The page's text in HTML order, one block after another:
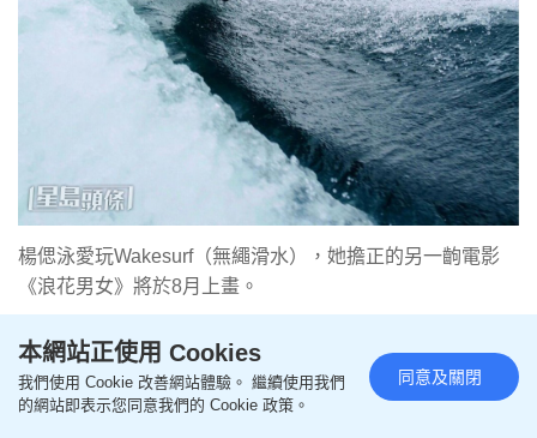
楊偲泳愛玩Wakesurf（無繩滑水），她擔正的另一齣電影
《浪花男女》將於8月上畫。
本網站正使用 Cookies
我們使用 Cookie 改善網站體驗。 繼續使用我們
的網站即表示您同意我們的 Cookie 政策。
同意及關閉